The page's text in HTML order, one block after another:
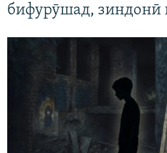
бифурӯшад, зиндонӣ